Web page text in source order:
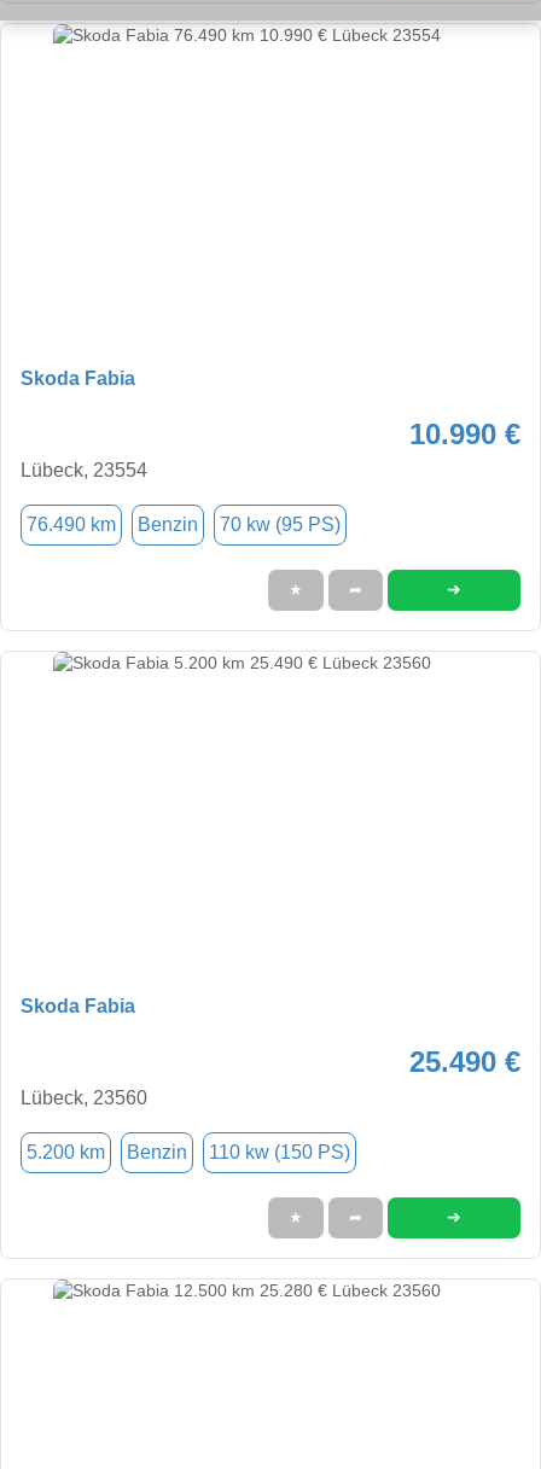
Skoda Fabia
10.990 €
Lübeck, 23554
76.490 km Benzin 70 kw (95 PS)
★ ➦ ➜
Skoda Fabia
25.490 €
Lübeck, 23560
5.200 km Benzin 110 kw (150 PS)
★ ➦ ➜